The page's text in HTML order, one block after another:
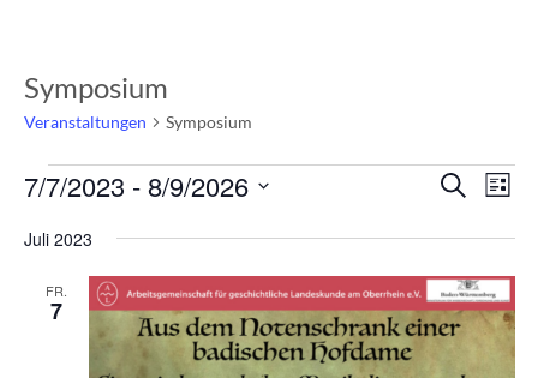
Symposium
Veranstaltungen Symposium
Veranstaltungen
Suche
und
Suche
Liste
7/7/2023 - 8/9/2026
WÄHLEN.
Juli 2023
FR.
7